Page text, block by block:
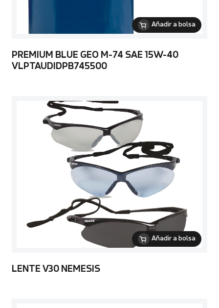
Añadir a bolsa
PREMIUM BLUE GEO M-74 SAE 15W-40
VLPTAUDIDPB745500
Añadir a bolsa
LENTE V30 NEMESIS